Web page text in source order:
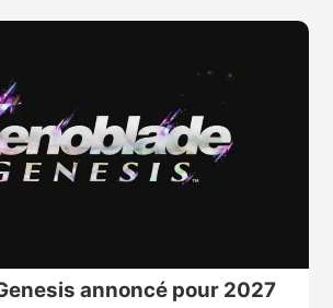
annoncé pour 2027